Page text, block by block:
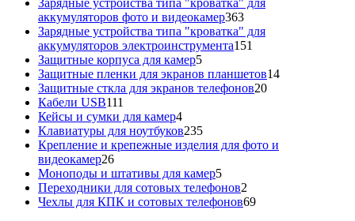
Зарядные устройства типа "кроватка" для
аккумуляторов фото и видеокамер363363
товара
Зарядные устройства типа "кроватка" для
аккумуляторов электроинструмента151
Защитные корпуса для камер55
товаров
Защитные пленки для экранов планшетов1414
Защитные сткла для экранов телефонов2020
Кабели USB111
товаров
Кейсы и сумки для камер44
товара
Клавиатуры для ноутбуков235235
товаров
Крепление и крепежные изделия для фото и
видеокамер2626
товаров
Моноподы и штативы для камер55
товаров
Переходники для сотовых телефонов2
товара
Чехлы для КПК и сотовых телефонов6969